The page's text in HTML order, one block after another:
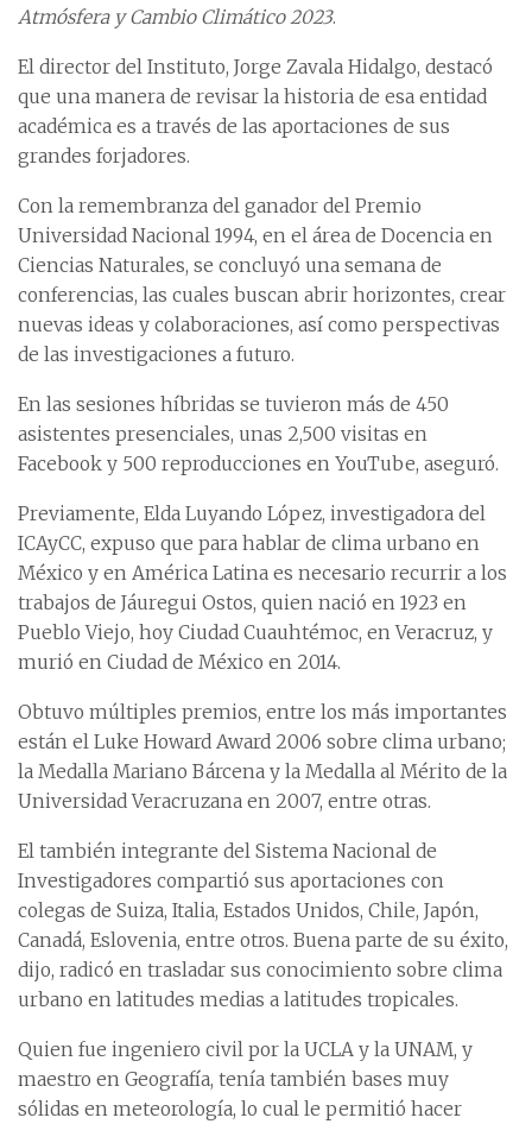
Atmósfera y Cambio Climático 2023.
El director del Instituto, Jorge Zavala Hidalgo, destacó
que una manera de revisar la historia de esa entidad
académica es a través de las aportaciones de sus
grandes forjadores.
Con la remembranza del ganador del Premio
Universidad Nacional 1994, en el área de Docencia en
Ciencias Naturales, se concluyó una semana de
conferencias, las cuales buscan abrir horizontes, crear
nuevas ideas y colaboraciones, así como perspectivas
de las investigaciones a futuro.
En las sesiones híbridas se tuvieron más de 450
asistentes presenciales, unas 2,500 visitas en
Facebook y 500 reproducciones en YouTube, aseguró.
Previamente, Elda Luyando López, investigadora del
ICAyCC, expuso que para hablar de clima urbano en
México y en América Latina es necesario recurrir a los
trabajos de Jáuregui Ostos, quien nació en 1923 en
Pueblo Viejo, hoy Ciudad Cuauhtémoc, en Veracruz, y
murió en Ciudad de México en 2014.
Obtuvo múltiples premios, entre los más importantes
están el Luke Howard Award 2006 sobre clima urbano;
la Medalla Mariano Bárcena y la Medalla al Mérito de la
Universidad Veracruzana en 2007, entre otras.
El también integrante del Sistema Nacional de
Investigadores compartió sus aportaciones con
colegas de Suiza, Italia, Estados Unidos, Chile, Japón,
Canadá, Eslovenia, entre otros. Buena parte de su éxito,
dijo, radicó en trasladar sus conocimiento sobre clima
urbano en latitudes medias a latitudes tropicales.
Quien fue ingeniero civil por la UCLA y la UNAM, y
maestro en Geografía, tenía también bases muy
sólidas en meteorología, lo cual le permitió hacer